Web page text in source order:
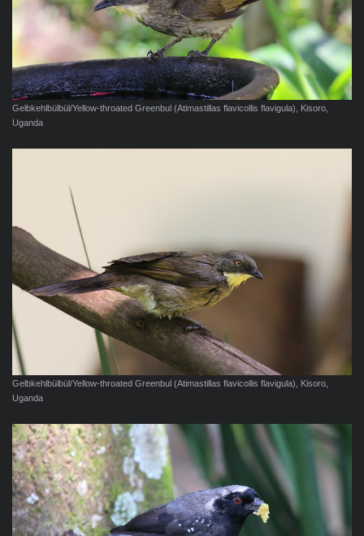
Gelbkehlbülbül/Yellow-throated Greenbul (Atimastillas flavicollis flavigula), Kisoro,
Uganda
Gelbkehlbülbül/Yellow-throated Greenbul (Atimastillas flavicollis flavigula), Kisoro,
Uganda